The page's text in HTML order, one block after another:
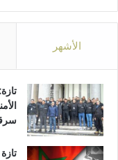
الأشهر